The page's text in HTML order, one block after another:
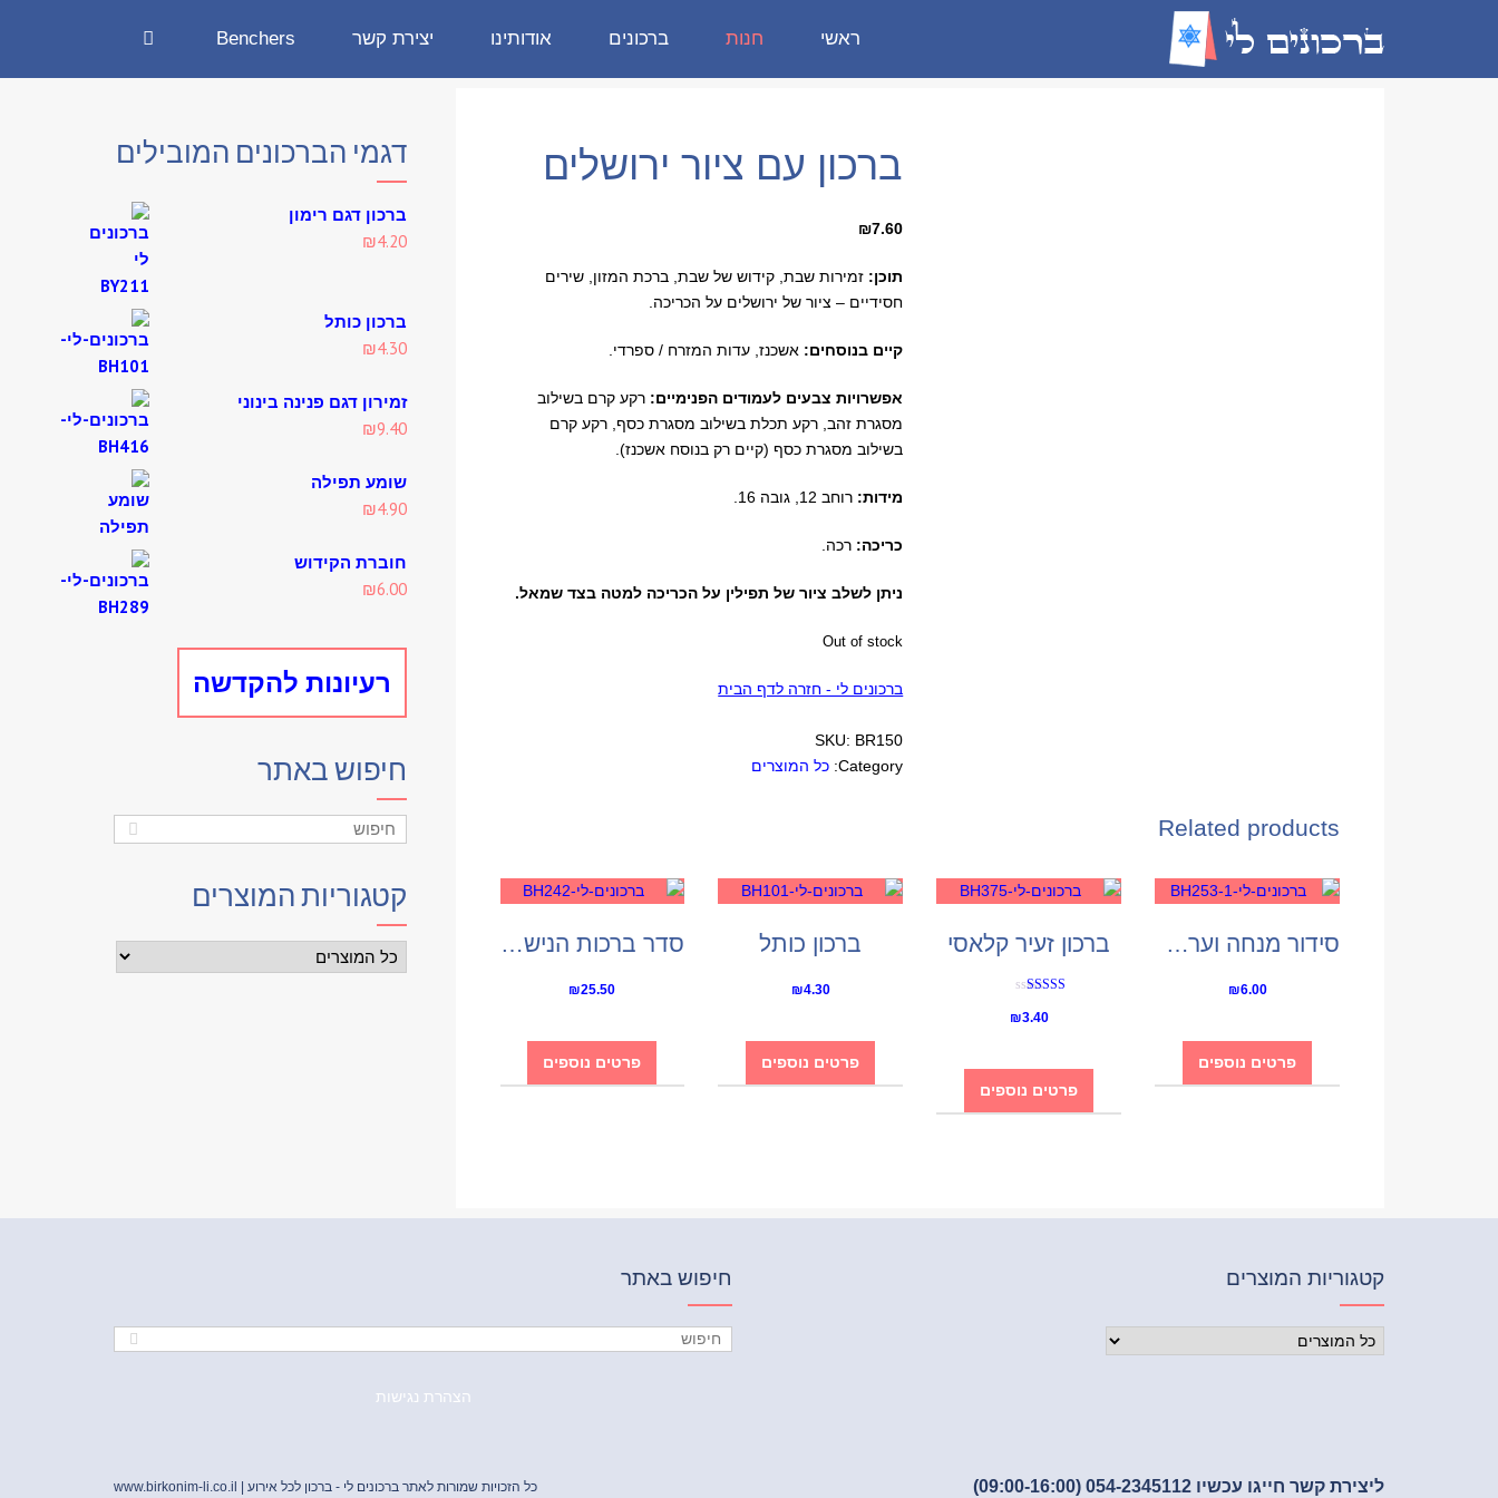
ראשי חנות ברכונים אודותינו יצירת קשר Benchers
ברכון עם ציור ירושלים
₪7.60
תוכן: זמירות שבת, קידוש של שבת, ברכת המזון, שירים
חסידיים – ציור של ירושלים על הכריכה.
קיים בנוסחים: אשכנז, עדות המזרח / ספרדי.
אפשרויות צבעים לעמודים הפנימיים: רקע קרם בשילוב
מסגרת זהב, רקע תכלת בשילוב מסגרת כסף, רקע קרם
בשילוב מסגרת כסף (קיים רק בנוסח אשכנז).
מידות: רוחב 12, גובה 16.
כריכה: רכה.
ניתן לשלב ציור של תפילין על הכריכה למטה בצד שמאל.
Out of stock
ברכונים לי - חזרה לדף הבית
SKU: BR150
Category: כל המוצרים
Related products
סידור מנחה וערבית
₪6.00
פרטים נוספים
ברכון זעיר קלאסי
5.00
₪3.40
פרטים נוספים
ברכון כותל
₪4.30
פרטים נוספים
סדר ברכות הנישואין
₪25.50
פרטים נוספים
דגמי הברכונים המובילים
ברכון דגם רימון
₪4.20
ברכון כותל
₪4.30
זמירון דגם פנינה בינוני
₪9.40
שומע תפילה
₪4.90
חוברת הקידוש
₪6.00
רעיונות להקדשה
חיפוש באתר
קטגוריות המוצרים
קטגוריות המוצרים חיפוש באתר
הצהרת נגישות
ליצירת קשר חייגו עכשיו 054-2345112 (09:00-16:00) כל הזכויות שמורות לאתר ברכונים לי - ברכון לכל אירוע | www.birkonim-li.co.il